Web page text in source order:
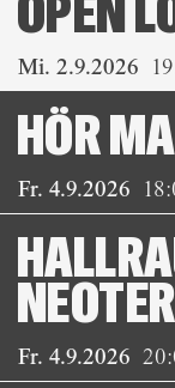
Mi. 2.9.2026
OPEN
Fr. 4.9.2026
HÖR
Fr. 4.9.2026